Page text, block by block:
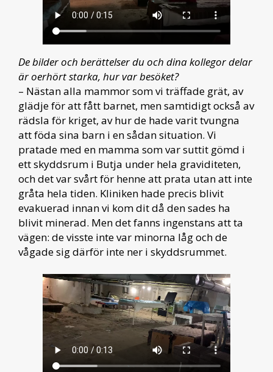
De bilder och berättelser du och dina kollegor delar
är oerhört starka, hur var besöket?
– Nästan alla mammor som vi träffade grät, av
glädje för att fått barnet, men samtidigt också av
rädsla för kriget, av hur de hade varit tvungna
att föda sina barn i en sådan situation. Vi
pratade med en mamma som var suttit gömd i
ett skyddsrum i Butja under hela graviditeten,
och det var svårt för henne att prata utan att inte
gråta hela tiden. Kliniken hade precis blivit
evakuerad innan vi kom dit då den sades ha
blivit minerad. Men det fanns ingenstans att ta
vägen: de visste inte var minorna låg och de
vågade sig därför inte ner i skyddsrummet.